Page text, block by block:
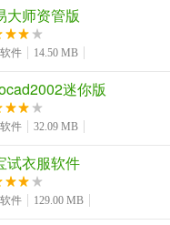
法官方版简介
打字聊天，但是他们的
个手写板，没什么卵用
多了，逍遥笔手写输入
大师资管版
件 14.50 MB
迷你版
件 32.09 MB
试衣服软件
件 129.00 MB